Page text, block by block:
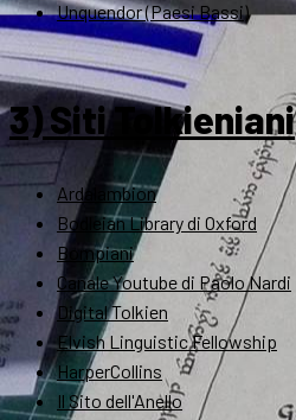
Unquendor (Paesi Bassi)
3) Siti Tolkieniani
Ardalambion
Bodleian Library di Oxford
Bompiani
Canale Youtube di Paolo Nardi
Digital Tolkien
Elvish Linguistic Fellowship
HarperCollins
Il Sito dell'Anello